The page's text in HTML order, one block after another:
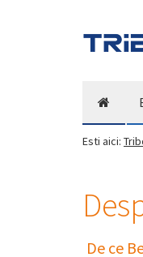
Esti aici:
De ce